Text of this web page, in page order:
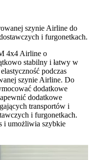
szynie Airline do
i furgonetkach.
4x4 Airline o
stabilny i łatwy w
podczas
szynie Airline. Do
dodatkowe
dodatkowe
transportów i
i furgonetkach.
i umożliwia szybkie